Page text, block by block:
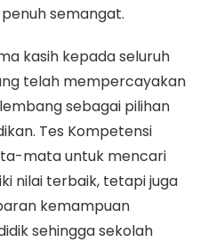
semangat.
kasih kepada seluruh
telah mempercayakan
sebagai pilihan
Tes Kompetensi
mata untuk mencari
nilai terbaik, tetapi juga
kemampuan
sehingga sekolah